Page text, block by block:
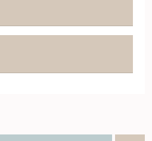
அடைக்கலநாதன், பா.உ.